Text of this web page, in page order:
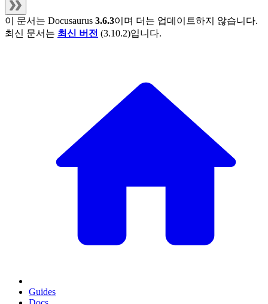
이 문서는 Docusaurus 3.6.3이며 더는 업데이트하지 않습니다.
최신 문서는 최신 버전 (3.10.2)입니다.
Guides